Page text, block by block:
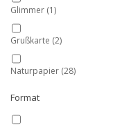
Glimmer (1)
Grußkarte (2)
Naturpapier (28)
Format